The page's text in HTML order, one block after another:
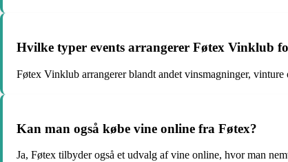
Hvilke typer events arrangerer Føtex Vinklub
Føtex Vinklub arrangerer blandt andet vinsmagninger,
Kan man også købe vine online fra Føtex?
Ja, Føtex tilbyder også et udvalg af vine online, hvor man